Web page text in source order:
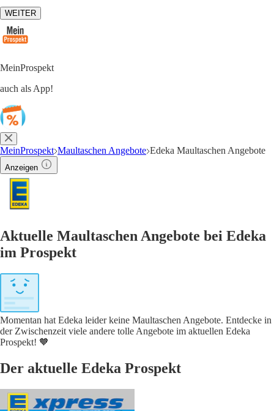
WEITER
MeinProspekt
auch als App!
MeinProspekt Maultaschen Angebote Edeka Maultaschen Angebote
Anzeigen
Aktuelle Maultaschen Angebote bei Edeka
im Prospekt
Momentan hat Edeka leider keine Maultaschen Angebote. Entdecke in
der Zwischenzeit viele andere tolle Angebote im aktuellen Edeka
Prospekt! 🧡
Der aktuelle Edeka Prospekt